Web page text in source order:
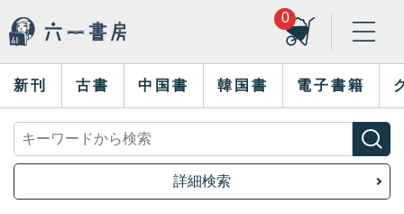
0
新刊 古書 中国書 韓国書 電子書籍
詳細検索